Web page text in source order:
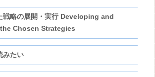
戦略の展開・実行 Developing and
Chosen Strategies
みたい